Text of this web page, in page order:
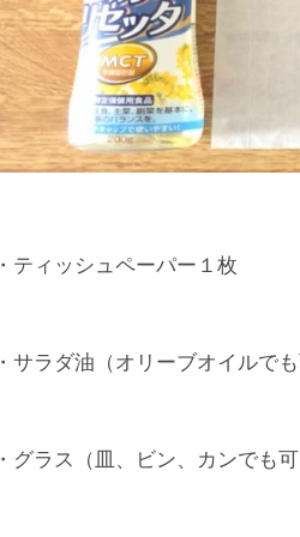
・ティッシュペーパー１枚
・サラダ油（オリーブオイルで
・グラス（皿、ビン、カンでも